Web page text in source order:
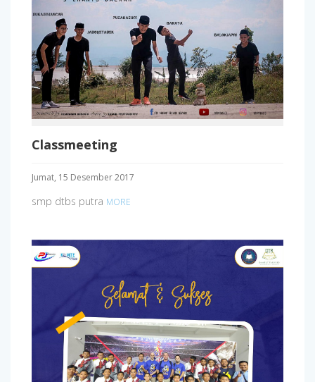
Classmeeting
Jumat, 15 Desember 2017
smp dtbs putra MORE